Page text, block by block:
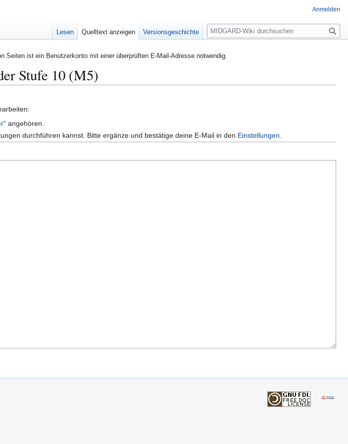
Seiten ist ein Benutzerkonto mit einer überprüften E-Mail-Adresse notwendig.
Stufe 10 (M5)
“ angehören.
durchführen kannst. Bitte ergänze und bestätige deine E-Mail in den Einstellungen
Anmelden
Lesen Quelltext anzeigen Versionsgeschichte
S
u
h